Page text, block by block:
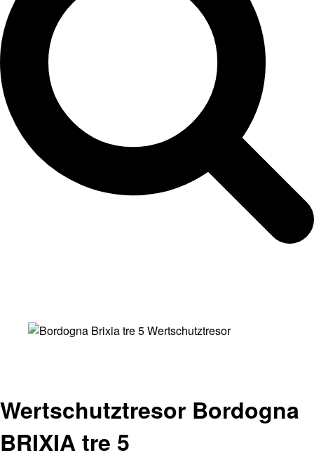
Wertschutztresor Bordogna
BRIXIA tre 5